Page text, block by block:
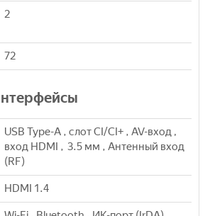
2
72
USB Type-A , слот CI/CI+ , AV-вход ,
вход HDMI , 3.5 мм , Антенный вход
(RF)
HDMI 1.4